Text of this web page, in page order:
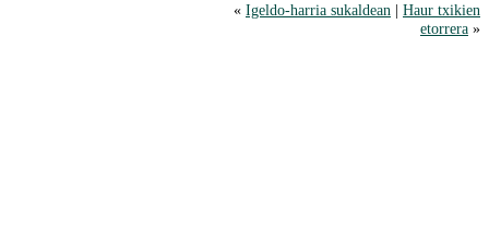
« Igeldo-harria sukaldean | Haur txikien
etorrera »